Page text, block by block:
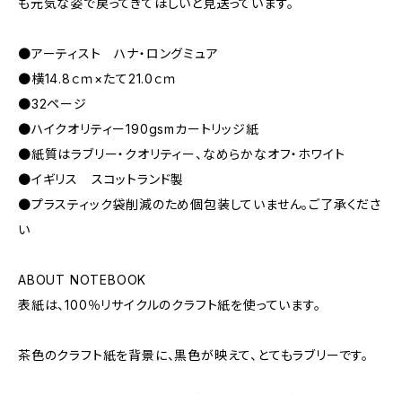
も元気な姿で戻ってきてほしいと見送っています。
●アーティスト ハナ・ロングミュア
●横14.8ｃｍ×たて21.0ｃｍ
●32ページ
●ハイクオリティー190gsmカートリッジ紙
●紙質はラブリー・クオリティー、なめらかなオフ・ホワイト
●イギリス スコットランド製
●プラスティック袋削減のため個包装していません。ご了承くださ
い
ABOUT NOTEBOOK
表紙は、100％リサイクルのクラフト紙を使っています。
茶色のクラフト紙を背景に、黒色が映えて、とてもラブリーです。